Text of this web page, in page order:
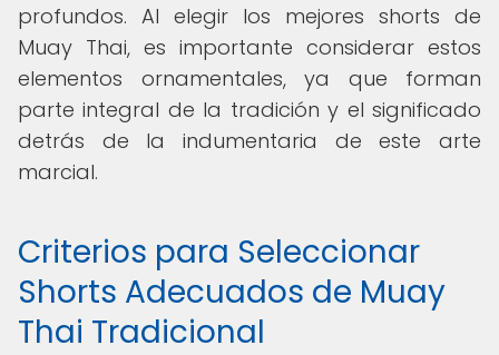
profundos. Al elegir los mejores shorts de
Muay Thai, es importante considerar estos
elementos ornamentales, ya que forman
parte integral de la tradición y el significado
detrás de la indumentaria de este arte
marcial.
Criterios para Seleccionar
Shorts Adecuados de Muay
Thai Tradicional